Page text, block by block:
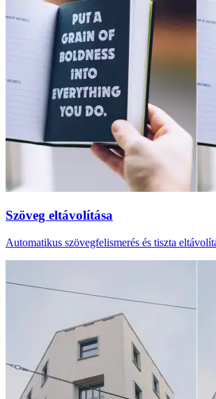
Szöveg eltávolítása
Automatikus szövegfelismerés és tiszta